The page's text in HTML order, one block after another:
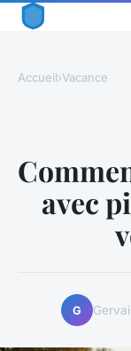
Accueil›Vacance
avec
G